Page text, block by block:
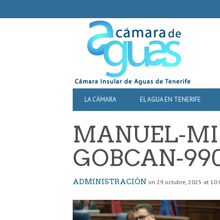
NAVIGATION
PRIMARY
NAVIGATION
LA CÁMARA EL AGUA EN TENERIFE
MANUEL-
GOBCAN-
ADMINISTRACIÓN on 29 octubre, 2025 at